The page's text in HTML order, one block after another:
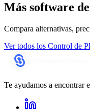
Más software de
Compara alternativas,
Ver todos los Control de
Te ayudamos a encontrar